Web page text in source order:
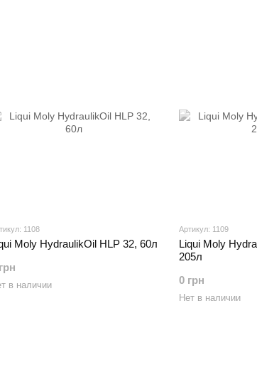
1108
Moly HydraulikOil HLP 32, 60л
в наличии
Артикул: 1109
Liqui Moly
205л
0 грн
Нет в наличии